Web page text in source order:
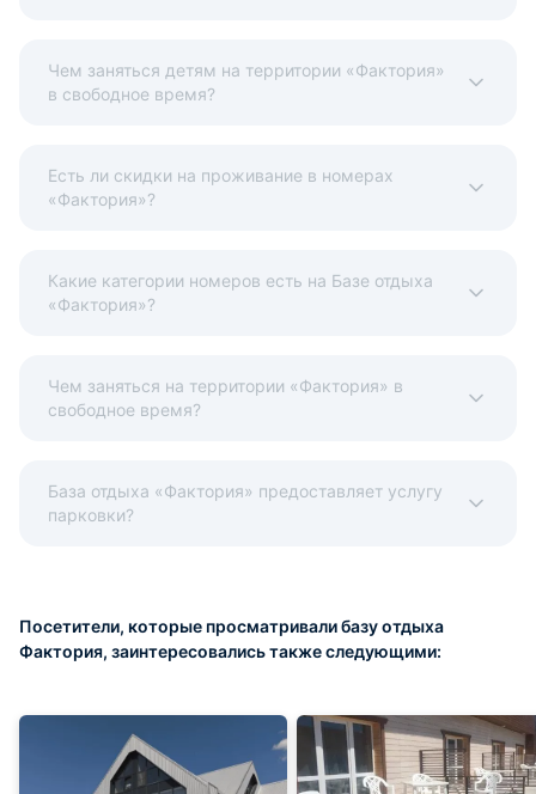
Чем заняться детям на территории «Фактория»
в свободное время?
Есть ли скидки на проживание в номерах
«Фактория»?
Какие категории номеров есть на Базе отдыха
«Фактория»?
Чем заняться на территории «Фактория» в
свободное время?
База отдыха «Фактория» предоставляет услугу
парковки?
Посетители, которые просматривали базу отдыха
Фактория, заинтересовались также следующими: